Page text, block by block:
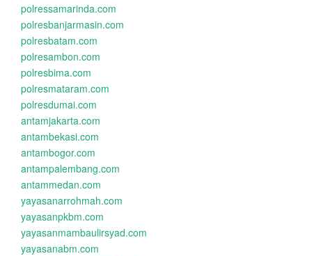
polressamarinda.com
polresbanjarmasin.com
polresbatam.com
polresambon.com
polresbima.com
polresmataram.com
polresdumai.com
antamjakarta.com
antambekasi.com
antambogor.com
antampalembang.com
antammedan.com
yayasanarrohmah.com
yayasanpkbm.com
yayasanmambaulirsyad.com
yayasanabm.com